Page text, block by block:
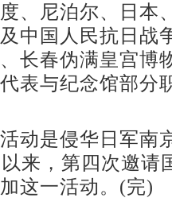
、尼泊尔、日本
中国人民抗日战
长春伪满皇宫博
表与纪念馆部分
是侵华日军南
来，第四次邀请
这一活动。(完)